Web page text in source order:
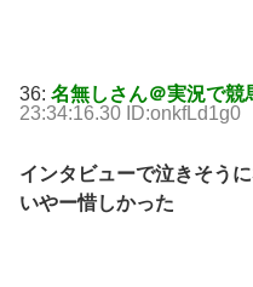
36: 名無しさん＠実況で競
23:34:16.30 ID:onkfLd1g0
インタビューで泣きそう
いやー惜しかった